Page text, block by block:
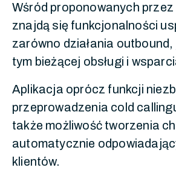
Wśród proponowanych
znajdą się funkcjonalności
zarówno działania outbound,
tym bieżącej obsługi i
Aplikacja oprócz funkcji
przeprowadzenia cold
także możliwość tworzenia
automatycznie
klientów.